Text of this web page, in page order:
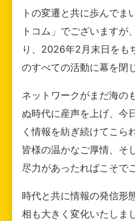
トの変遷と共に歩んでま
トコム」でございますが
り、2026年2月末日をも
のすべての活動に幕を閉
ネットワークがまだ海の
ぬ時代に産声を上げ、今
く情報を紡ぎ続けてこら
皆様の温かなご厚情、そ
尽力があったればこそで
時代と共に情報の発信形
相も大きく変化いたしま